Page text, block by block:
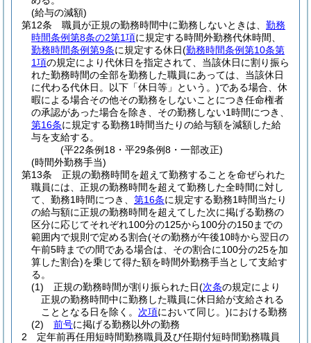
(給与の減額)
第12条
職員が正規の勤務時間中に勤務しないときは、 勤務
時間条例第8条の2第1項に規定する時間外勤務代休時間、
勤務時間条例第9条に規定する休日(勤務時間条例第10条第
1項の規定により代休日を指定されて、当該休日に割り振ら
れた勤務時間の全部を勤務した職員にあっては、当該休日
に代わる代休日。以下「休日等」という。)である場合、休
暇による場合その他その勤務をしないことにつき任命権者
の承認があった場合を除き、その勤務しない1時間につき、
第16条に規定する勤務1時間当たりの給与額を減額した給
与を支給する。
(平22条例18・平29条例8・一部改正)
(時間外勤務手当)
第13条
正規の勤務時間を超えて勤務することを命ぜられた
職員には、正規の勤務時間を超えて勤務した全時間に対し
て、勤務1時間につき、 第16条に規定する勤務1時間当たり
の給与額に正規の勤務時間を超えてした次に掲げる勤務の
区分に応じてそれぞれ100分の125から100分の150までの
範囲内で規則で定める割合(その勤務が午後10時から翌日の
午前5時までの間である場合は、その割合に100分の25を加
算した割合)を乗じて得た額を時間外勤務手当として支給す
る。
(1)
正規の勤務時間が割り振られた日(次条の規定により
正規の勤務時間中に勤務した職員に休日給が支給される
こととなる日を除く。 次項において同じ。)における勤務
(2)
前号に掲げる勤務以外の勤務
2
定年前再任用短時間勤務職員及び任期付短時間勤務職員